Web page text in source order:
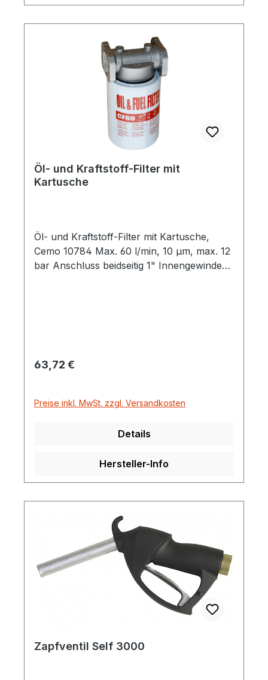
Öl- und Kraftstoff-Filter mit
Kartusche
Öl- und Kraftstoff-Filter mit Kartusche,
Cemo 10784 Max. 60 l/min, 10 µm, max. 12
bar Anschluss beidseitig 1" Innengewinde
Regulärer Preis:
63,72 €
Preise inkl. MwSt. zzgl. Versandkosten
Details
Hersteller-Info
Zapfventil Self 3000